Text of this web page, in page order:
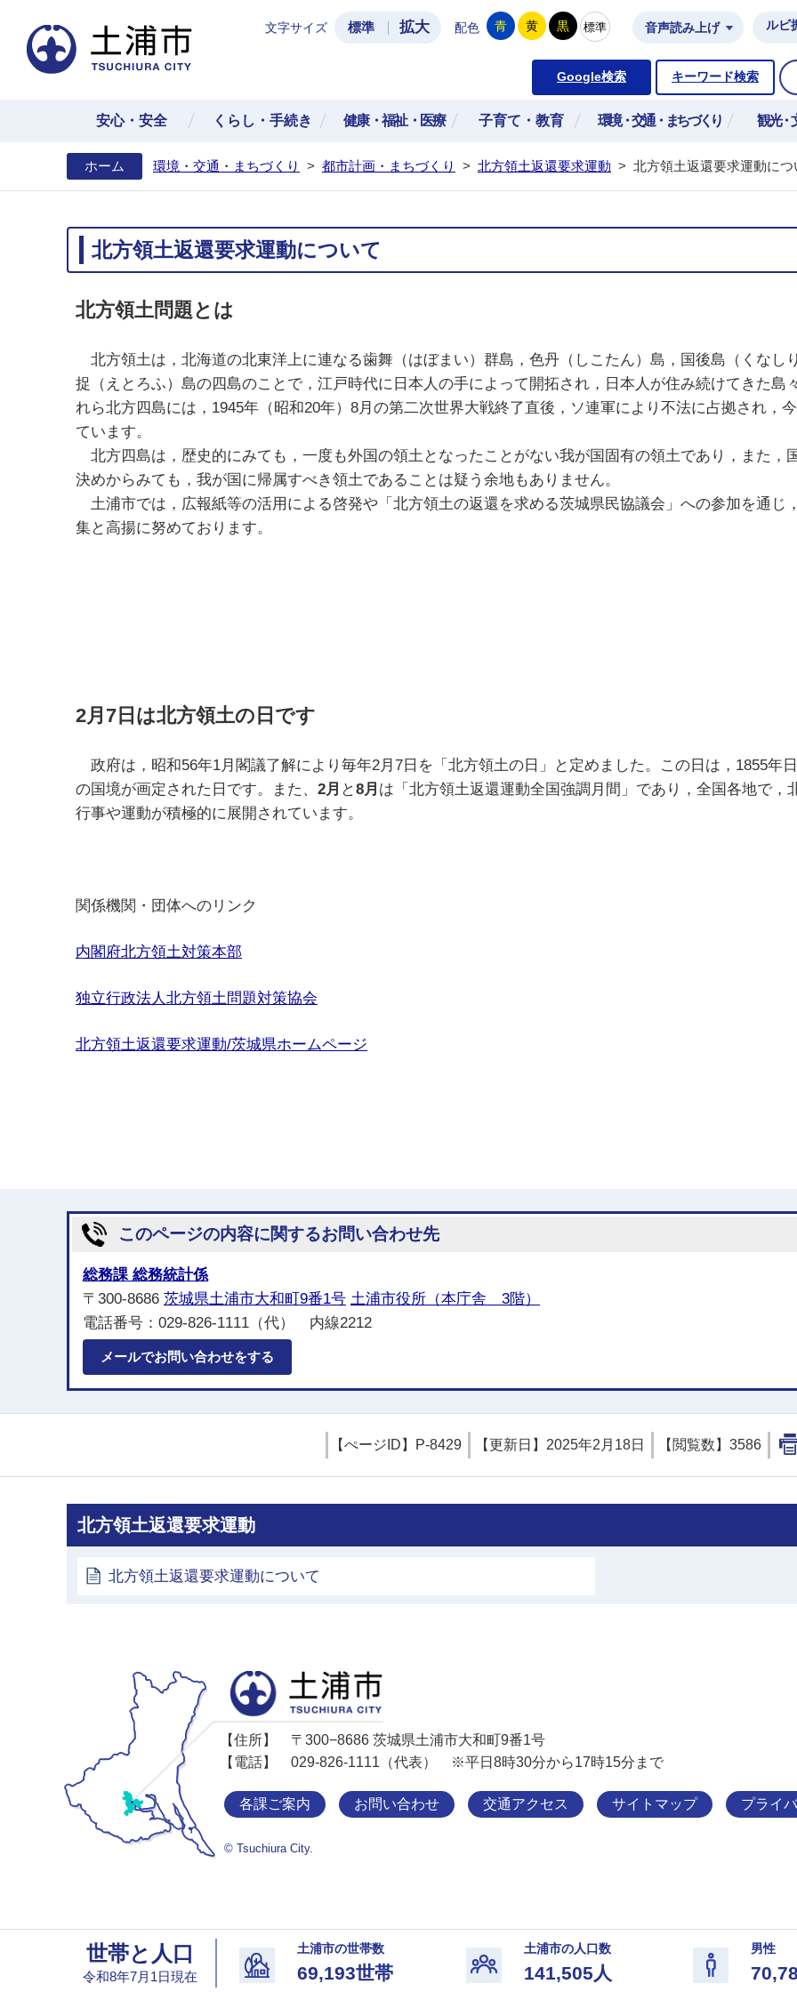
土浦市公式ホームページ
文字サイズ 標準 拡大 配色 青 黄 黒 標準 音声読み上げ ルビ
Google検索 キーワード検索
安心・安全 くらし・手続き 健康・福祉・医療 子育て・教育 環境・交通・まちづくり 観光・
ホーム 環境・交通・まちづくり > 都市計画・まちづくり > 北方領土返還要求運動 > 北方領土返還要求運動につ
北方領土返還要求運動について
北方領土問題とは
北方領土は，北海道の北東洋上に連なる歯舞（はぼまい）群島，色丹（しこたん）島，国後島（くなし
捉（えとろふ）島の四島のことで，江戸時代に日本人の手によって開拓され，日本人が住み続けてきた島
れら北方四島には，1945年（昭和20年）8月の第二次世界大戦終了直後，ソ連軍により不法に占拠され，
ています。
北方四島は，歴史的にみても，一度も外国の領土となったことがない我が国固有の領土であり，また，
決めからみても，我が国に帰属すべき領土であることは疑う余地もありません。
土浦市では，広報紙等の活用による啓発や「北方領土の返還を求める茨城県民協議会」への参加を通じ
集と高揚に努めております。
2月7日は北方領土の日です
政府は，昭和56年1月閣議了解により毎年2月7日を「北方領土の日」と定めました。この日は，1855年
の国境が画定された日です。また、 2月 と8月 は「北方領土返還運動全国強調月間」であり，全国各地で
行事や運動が積極的に展開されています。
関係機関・団体へのリンク
内閣府北方領土対策本部
独立行政法人北方領土問題対策協会
北方領土返還要求運動/茨城県ホームページ
このページの内容に関するお問い合わせ先
総務課 総務統計係
〒300-8686 茨城県土浦市大和町9番1号 土浦市役所（本庁舎 3階）
電話番号：029-826-1111（代） 内線2212
メールでお問い合わせをする
【ぺージID】 P-8429 【更新日】 2025年2月18日 【閲覧数】 3586
北方領土返還要求運動
北方領土返還要求運動について
【住所】
〒300−8686 茨城県土浦市大和町9番1号
【電話】
029-826-1111（代表） ※平日8時30分から17時15分まで
各課ご案内 お問い合わせ 交通アクセス サイトマップ プライ
© Tsuchiura City.